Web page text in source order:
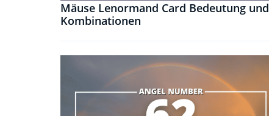
Mäuse Lenormand Card Bedeutung und
Kombinationen